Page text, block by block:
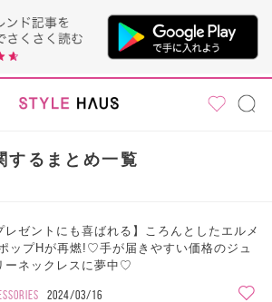
するまとめ一覧
レゼントにも喜ばれる】ころんとしたエルメ
ップHが再燃!♡手が届きやすい価格のジュ
ーネックレスに夢中♡
2024/03/16